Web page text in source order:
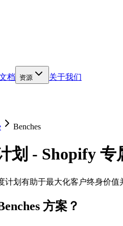
档 资源
关于我们
Benches
划 - Shopify 专
计划有助于最大化客户终身价值
方案？